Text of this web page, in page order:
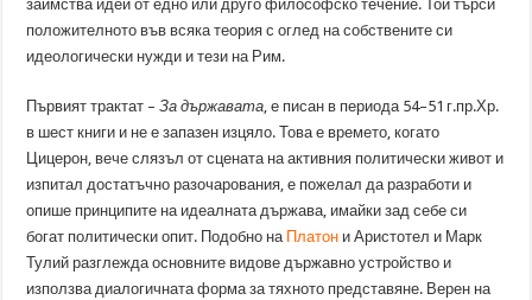
заимства идеи от едно или друго философско течение. Той търси
положителното във всяка теория с оглед на собствените си
идеологически нужди и тези на Рим.
Първият трактат –За държавата, е писан в периода 54–51 г.пр.Хр.
в шест книги и не е запазен изцяло. Това е времето, когато
Цицерон, вече слязъл от сцената на активния политически живот и
изпитал достатъчно разочарования, е пожелал да разработи и
опише принципите на идеалната държава, имайки зад себе си
богат политически опит. Подобно на Платон и Аристотел и Марк
Тулий разглежда основните видове държавно устройство и
използва диалогичната форма за тяхното представяне. Верен на